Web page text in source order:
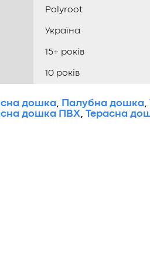
Polyroot
Україна
15+ років
10 років
дошка, Палубна дошка,
дошка ПВХ,
Терасна